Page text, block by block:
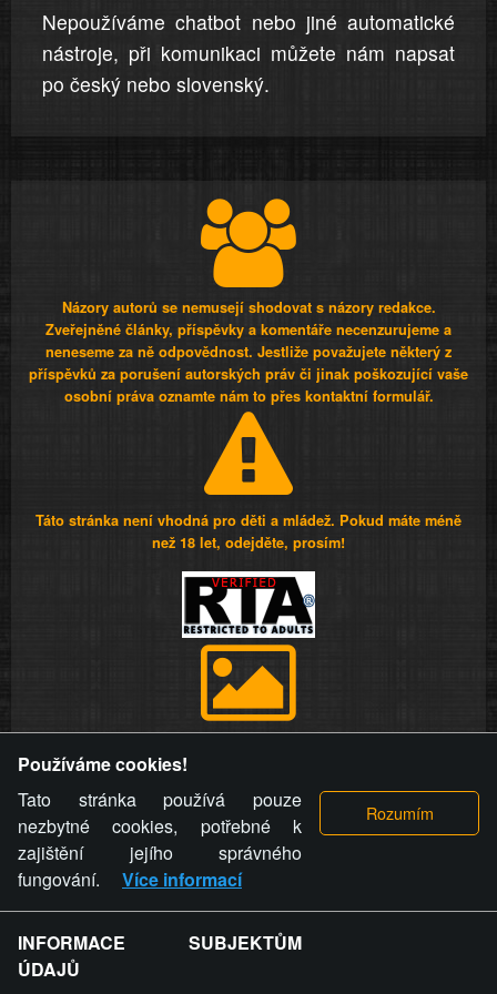
Nepoužíváme chatbot nebo jiné automatické
nástroje, při komunikaci můžete nám napsat
po český nebo slovenský.
Názory autorů se nemusejí shodovat s názory redakce.
Zveřejněné články, příspěvky a komentáře necenzurujeme a
neneseme za ně odpovědnost. Jestliže považujete některý z
příspěvků za porušení autorských práv či jinak poškozující vaše
osobní práva oznamte nám to přes kontaktní formulář.
Táto stránka není vhodná pro děti a mládež. Pokud máte méně
než 18 let, odejděte, prosím!
videa a komentáře. Osoba, které se toto opatření provozovatele
stránky týče, ani osoba, která umístila fotografii nebo video na
stránku, nemůže z důvodu odstranění fotografie, videa nebo
komentáře pro výše uvedenou okolnost uplatnit vůči
provozovateli stránky žádný nárok na náhradu škody nebo
nemajetkové újmy.
ZVRÁCENÝ.CZ - Svět není zvrácenej. To jen
Používáme cookies!
Tato stránka používá pouze
nezbytné cookies, potřebné k
zajištění jejího správného
fungování.
Více informací
INFORMACE SUBJEKTŮM
ÚDAJŮ